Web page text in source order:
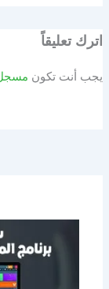
اترك تعليقاً
يجب أنت تكون